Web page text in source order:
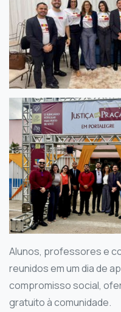
Alunos, professores e
reunidos em um dia de
compromisso social,
gratuito à comunidade.